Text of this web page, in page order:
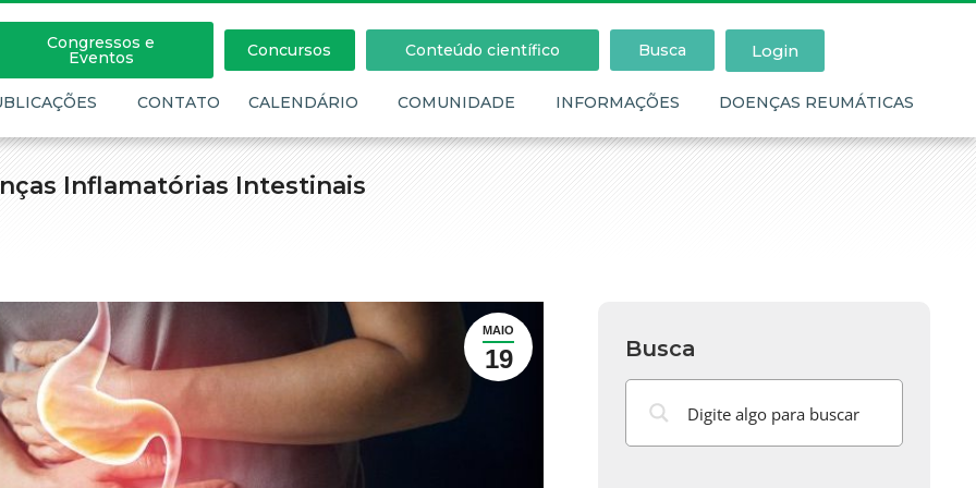
Inflamatórias Intestinais
Congressos e
Eventos Concursos Conteúdo científico Busca Login
CONTATO CALENDÁRIO COMUNIDADE INFORMAÇÕES DOENÇAS REUMÁTICAS
MAIO
19 Busca